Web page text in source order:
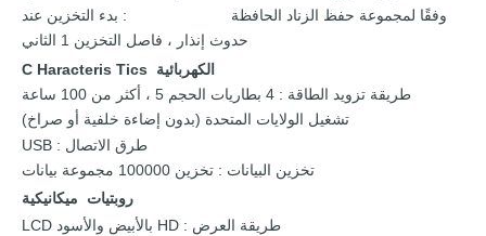
وفقًا لمجموعة حفظ الزناد الحافظة : بدء التخزين عند
حدوث إنذار ، فاصل التخزين 1 الثاني
الكهربائية
Haracteris Tics
طريقة تزويد الطاقة : 4 بطاريات الحجم 5 ، أكثر من 100
ساعة
تشغيل الولايات المتحدة (بدون إضاءة خلفية أو صراخ)
طرق الاتصال :
USB
تخزين البيانات : تخزين 100000 مجموعة بيانات
روبتيات
ميكانيكية
طريقة العرض :
HD بالأبيض والأسود LCD